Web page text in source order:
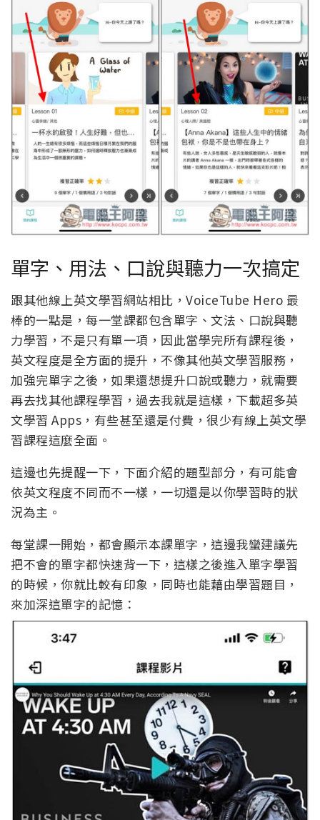
單字、用法、口說與聽力一次搞定
跟其他線上英文學習網站相比，VoiceTube Hero 最
棒的一點是，每一堂課都包含單字、文法、口說與聽
力學習，不是只有單一項，因此當學完所有課程後，
英文程度是全方面的提升，不像其他英文學習服務，
加強完單字之後，如果還想提升口說或聽力，就需要
再去找其他課程學習，過去我就是這樣，下載超多英
文學習 Apps，有些甚至還是付費，很少有線上英文學
習課程這麼全面。
這邊也先提醒一下，下面介紹的題型部分，有可能會
依英文程度不同而不一樣，一切還是以你學習時的狀
況為主。
每堂課一開始，都會顯示本課單字，這邊我蠻建議先
把不會的單字都快速背一下，這樣之後進入單字學習
的時候，你就比較有印象，同時也能藉由學習題目，
來加深這單字的記憶：